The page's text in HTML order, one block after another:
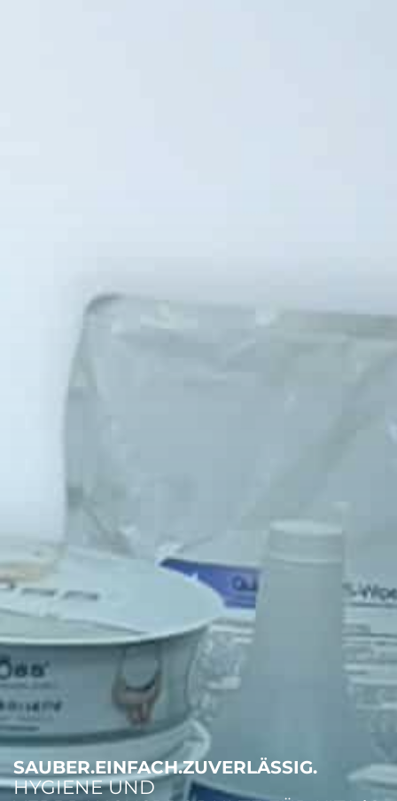
SAUBER.EINFACH.ZUVERLÄSSIG.
HYGIENE UND